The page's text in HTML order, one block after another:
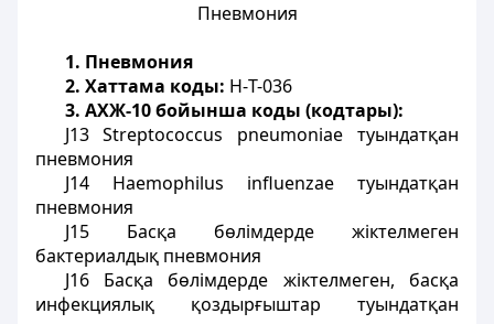
Пневмония
1. Пневмония
2. Хаттама коды: H-Т-036
3. АХЖ-10 бойынша коды (кодтары):
J13 Streptococcus pneumoniae туындатқан
пневмония
J14 Haemophilus influenzae туындатқан
пневмония
J15 Басқа бөлімдерде жіктелмеген
бактериалдық пневмония
J16 Басқа бөлімдерде жіктелмеген, басқа
инфекциялық қоздырғыштар туындатқан